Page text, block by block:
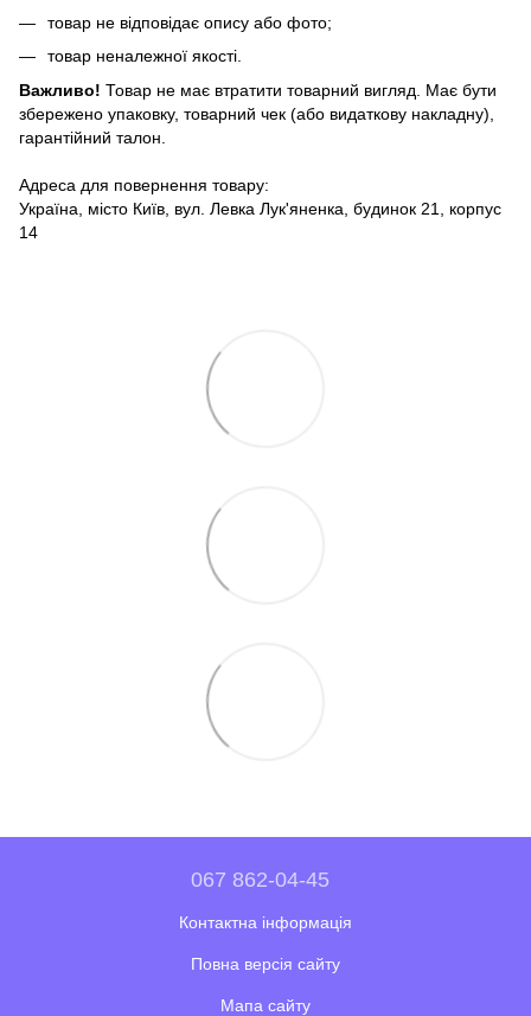
товар не відповідає опису або фото;
товар неналежної якості.
Важливо! Товар не має втратити товарний вигляд. Має бути
збережено упаковку, товарний чек (або видаткову накладну),
гарантійний талон.
Адреса для повернення товару:
Україна, місто Київ, вул. Левка Лук'яненка, будинок 21, корпус
14
067 862-04-45
Контактна інформація
Повна версія сайту
Мапа сайту